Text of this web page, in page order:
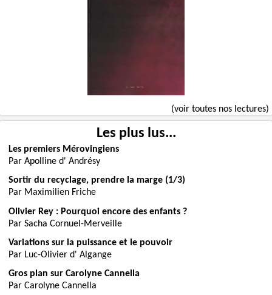
(voir toutes nos lectures)
Les plus lus...
Les premiers Mérovingiens
Par Apolline d' Andrésy
Sortir du recyclage, prendre la marge (1/3)
Par Maximilien Friche
Olivier Rey : Pourquoi encore des enfants ?
Par Sacha Cornuel-Merveille
Variations sur la puissance et le pouvoir
Par Luc-Olivier d' Algange
Gros plan sur Carolyne Cannella
Par Carolyne Cannella